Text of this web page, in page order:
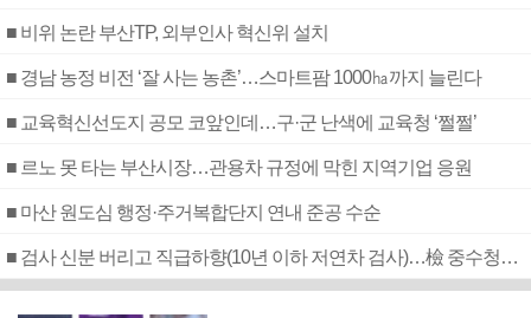
■ 비위 논란 부산TP, 외부인사 혁신위 설치
■ 경남 농정 비전 ‘잘 사는 농촌’…스마트팜 1000㏊까지 늘린다
■ 교육혁신선도지 공모 코앞인데…구·군 난색에 교육청 ‘쩔쩔’
■ 르노 못 타는 부산시장…관용차 규정에 막힌 지역기업 응원
■ 마산 원도심 행정·주거복합단지 연내 준공 수순
■ 검사 신분 버리고 직급하향(10년 이하 저연차 검사)…檢 중수청행 기피